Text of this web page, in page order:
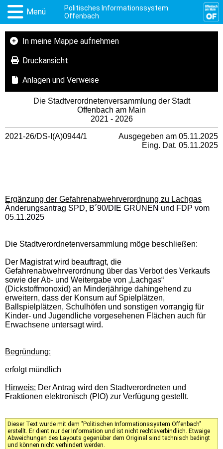
Menü
Politisches Informationssystem
Offenbach
In meine Mappe aufnehmen
Druckansicht
Anlagen und Verweise
Die Stadtverordnetenversammlung der Stadt
Offenbach am Main
2021 - 2026
2021-26/DS-I(A)0944/1
Ausgegeben am 05.11.2025
Eing. Dat. 05.11.2025
Ergänzung der Gefahrenabwehrverordnung zu Lachgas
Änderungsantrag SPD, B´90/DIE GRÜNEN und FDP vom
05.11.2025
Die Stadtverordnetenversammlung möge beschließen:
Der Magistrat wird beauftragt, die
Gefahrenabwehrverordnung über das Verbot des Verkaufs
sowie der Ab- und Weitergabe von „Lachgas“
(Dickstoffmonoxid) an Minderjährige dahingehend zu
erweitern, dass der Konsum auf Spielplätzen,
Ballspielplätzen, Schulhöfen und sonstigen vorrangig für
Kinder- und Jugendliche vorgesehenen Flächen auch für
Erwachsene untersagt wird.
Begründung:
erfolgt mündlich
Hinweis: Der Antrag wird den Stadtverordneten und
Fraktionen elektronisch (PIO) zur Verfügung gestellt.
Dieser Text wurde mit dem "Politischen Informationssystem Offenbach"
erstellt. Er dient nur der Information und ist nicht rechtsverbindlich. Etwaige
Abweichungen des Layouts gegenüber dem Original sind technisch bedingt
und können nicht verhindert werden.